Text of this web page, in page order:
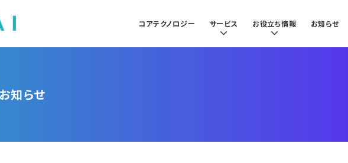
コアテクノロジー サービス お役立ち情報 お知らせ
お知らせ